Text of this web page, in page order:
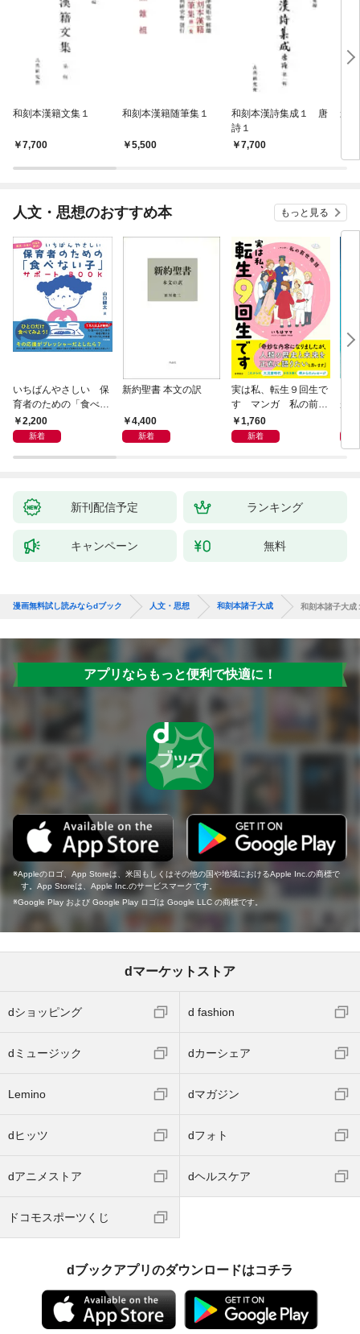
和刻本漢籍文集１
7,700
和刻本漢籍随筆集１
5,500
和刻本漢詩集成１ 唐
詩１
7,700
影
人文・思想のおすすめ本 もっと見る
いちばんやさしい 保
育者のための「食べな
い子」サポートＢＯＯ
Ｋ 偏食・少食のお悩
2,200
新着
新約聖書 本文の訳
4,400
新着
実は私、転生９回生で
す マンガ 私の前世
物語1,760
新着
が
新刊配信予定 ランキング
キャンペーン 無料
漫画無料試し読みならdブック 人文・思想 和刻本諸子大成 和刻本諸子大成
アプリならもっと便利で快適に！
Appleのロゴ、App Storeは、米国もしくはその他の国や地域におけるApple Inc.の商標で
す。App Storeは、Apple Inc.のサービスマークです。
Google Play および Google Play ロゴは Google LLC の商標です。
dマーケットストア
dショッピング d fashion
dミュージック dカーシェア
Lemino dマガジン
dヒッツ dフォト
dアニメストア dヘルスケア
ドコモスポーツくじ
dブックアプリのダウンロードはコチラ